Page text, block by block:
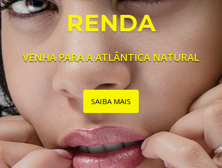
RENDA
VENHA PARA A ATLÂNTICA NATURAL
SAIBA MAIS